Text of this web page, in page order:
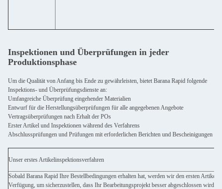
Inspektionen und Überprüfungen in jeder
Produktionsphase
Um die Qualität von Anfang bis Ende zu gewährleisten, bietet Barana Rapid folgende
Inspektions- und Überprüfungsdienste an:
Umfangreiche Überprüfung eingehender Materialien
Entwurf für die Herstellungsüberprüfungen für alle angegebenen Angebote
Vertragsüberprüfungen nach Erhalt der POs
Erster Artikel und Inspektionen während des Verfahrens
Abschlussprüfungen und Prüfungen mit erforderlichen Berichten und Bescheinigungen
Unser erstes Artikelinspektionsverfahren
Sobald Barana Rapid Ihre Bestellbedingungen erhalten hat, werden wir den ersten
Verfügung, um sicherzustellen, dass Ihr Bearbeitungsprojekt besser abgeschlossen